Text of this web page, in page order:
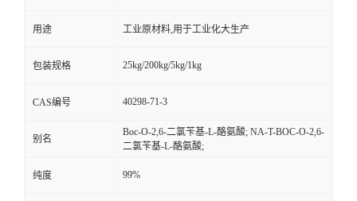
线
留
言
用途 工业原材料,用于工业化大生产
包装规格 25kg/200kg/5kg/1kg
CAS编号 40298-71-3
别名
Boc-O-2,6-二氯苄基-L-酪氨酸; NA-T-BOC-O-2,6-
二氯苄基-L-酪氨酸;
纯度 99%